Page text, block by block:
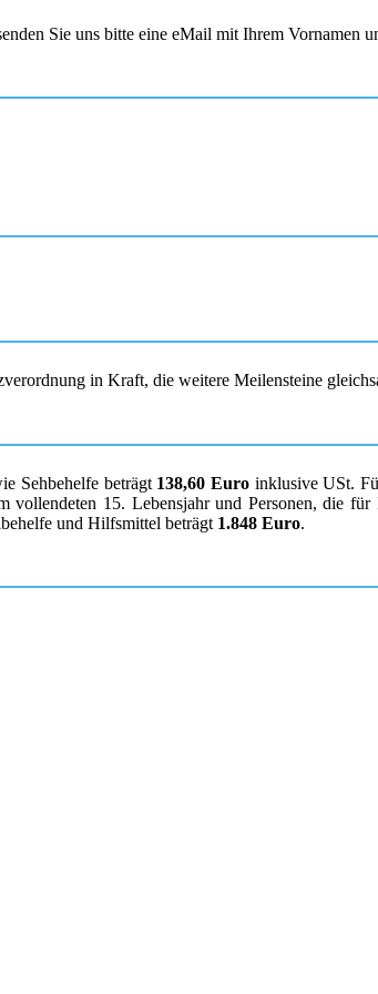
Sie uns bitte eine eMail mit Ihrem Vornamen
in Kraft, die weitere Meilensteine
Sehbehelfe beträgt 138,60 Euro inklusive USt.
vollendeten 15. Lebensjahr und Personen, die
und Hilfsmittel beträgt 1.848 Euro.